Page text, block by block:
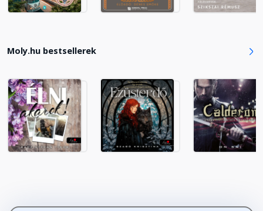
Moly.hu bestsellerek